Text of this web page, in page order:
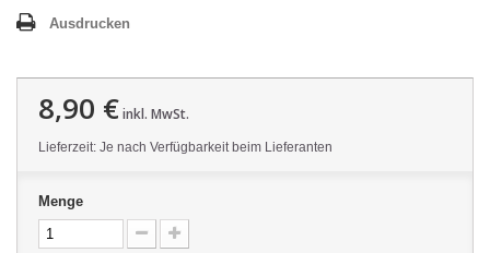
Ausdrucken
8,90 €inkl. MwSt.
Lieferzeit: Je nach Verfügbarkeit beim Lieferanten
Menge